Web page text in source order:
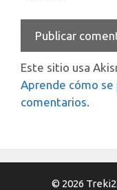
Este sitio usa
Aprende cómo
comentarios.
© 2026